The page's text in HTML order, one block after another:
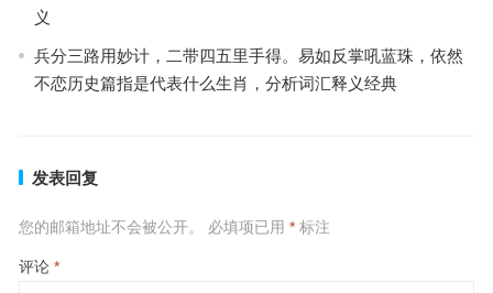
义
兵分三路用妙计，二带四五里手得。易如反掌吼蓝珠，依然
不恋历史篇指是代表什么生肖，分析词汇释义经典
发表回复
您的邮箱地址不会被公开。 必填项已用 *标注
评论 *